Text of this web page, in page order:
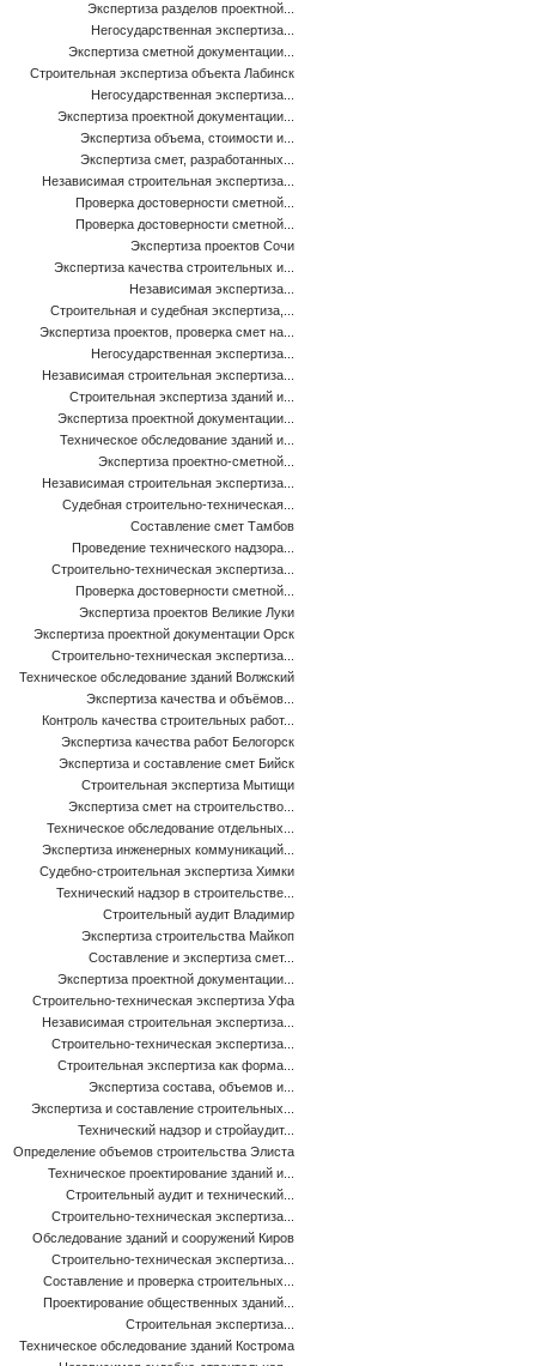
Экспертиза разделов проектной...
Негосударственная экспертиза...
Экспертиза сметной документации...
Строительная экспертиза объекта Лабинск
Негосударственная экспертиза...
Экспертиза проектной документации...
Экспертиза объема, стоимости и...
Экспертиза смет, разработанных...
Независимая строительная экспертиза...
Проверка достоверности сметной...
Проверка достоверности сметной...
Экспертиза проектов Сочи
Экспертиза качества строительных и...
Независимая экспертиза...
Строительная и судебная экспертиза,...
Экспертиза проектов, проверка смет на...
Негосударственная экспертиза...
Независимая строительная экспертиза...
Строительная экспертиза зданий и...
Экспертиза проектной документации...
Техническое обследование зданий и...
Экспертиза проектно-сметной...
Независимая строительная экспертиза...
Судебная строительно-техническая...
Составление смет Тамбов
Проведение технического надзора...
Строительно-техническая экспертиза...
Проверка достоверности сметной...
Экспертиза проектов Великие Луки
Экспертиза проектной документации Орск
Строительно-техническая экспертиза...
Техническое обследование зданий Волжский
Экспертиза качества и объёмов...
Контроль качества строительных работ...
Экспертиза качества работ Белогорск
Экспертиза и составление смет Бийск
Строительная экспертиза Мытищи
Экспертиза смет на строительство...
Техническое обследование отдельных...
Экспертиза инженерных коммуникаций...
Судебно-строительная экспертиза Химки
Технический надзор в строительстве...
Строительный аудит Владимир
Экспертиза строительства Майкоп
Составление и экспертиза смет...
Экспертиза проектной документации...
Строительно-техническая экспертиза Уфа
Независимая строительная экспертиза...
Строительно-техническая экспертиза...
Строительная экспертиза как форма...
Экспертиза состава, объемов и...
Экспертиза и составление строительных...
Технический надзор и стройаудит...
Определение объемов строительства Элиста
Техническое проектирование зданий и...
Строительный аудит и технический...
Строительно-техническая экспертиза...
Обследование зданий и сооружений Киров
Строительно-техническая экспертиза...
Составление и проверка строительных...
Проектирование общественных зданий...
Строительная экспертиза...
Техническое обследование зданий Кострома